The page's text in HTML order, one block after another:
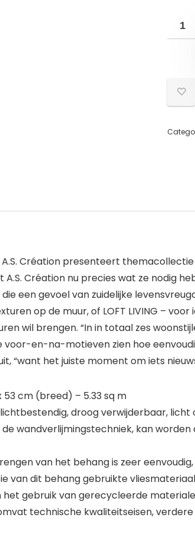
Création presenteert
Création nu precies wat ze nodig
een gevoel van zuidelijke
op de muur, of LOFT LIVING –
wil brengen. “In in totaal zes
en-na-motieven zien hoe
“want het juiste moment om iets
cm (breed) – 5.33 sq m
droog verwijderbaar,
wandverlijmingstechniek, kan
van het behang is zeer
van dit behang gebruikte
gebruik van gerecycleerde
technische kwaliteitseisen,